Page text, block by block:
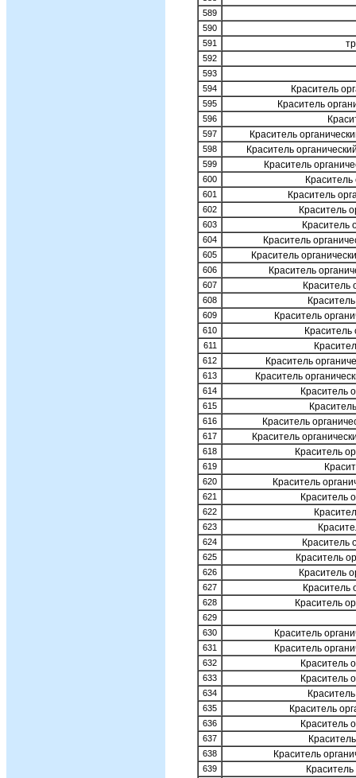
589
590
591
592
593
594
Краситель
595 Краситель
596
597 Краситель
598 Краситель
599 Краситель
600
601 Краситель
602 Краситель
603 Краситель
604 Краситель
605 Краситель
606 Краситель
607 Краситель
608
609 Краситель
610 Краситель
611
612 Краситель
613 Краситель
614 Краситель
615
616 Краситель
617 Краситель
618 Краситель
619
620 Краситель
621 Краситель
622
623
624 Краситель
625 Краситель
626 Краситель
627 Краситель
628 Краситель
629
630
Краситель
631 Краситель
632 Краситель
633 Краситель
634
635 Краситель
636 Краситель
637
638 Краситель
639